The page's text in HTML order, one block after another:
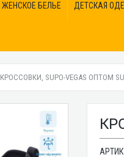
ЖЕНСКОЕ БЕЛЬЕ ДЕТСКАЯ
КРОССОВКИ, SUPO-VEGAS ОПТОМ